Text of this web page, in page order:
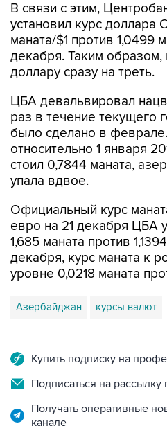
В связи с этим,
установил курс доллара
маната/$1 против 1,0499
декабря. Таким образом,
доллару сразу на треть.
ЦБА девальвировал
раз в течение текущего
было сделано в
относительно 1 января
стоил 0,7844 маната,
упала вдвое.
Официальный курс
евро на 21 декабря ЦБА
1,685 маната против
декабря, курс маната к
уровне 0,0218 маната
Азербайджан курсы валют
Купить подписку на
Подписаться на рассылку
Получать оперативные
канале